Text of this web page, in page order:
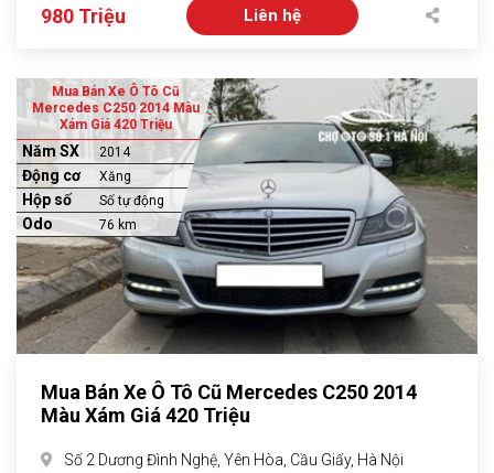
980 Triệu Liên hệ
Mua Bán Xe Ô Tô Cũ
Mercedes C250 2014 Màu
Xám Giá 420 Triệu
Năm SX 2014
Động cơ Xăng
Hộp số Số tự động
Odo 76 km
Mua Bán Xe Ô Tô Cũ Mercedes C250 2014
Màu Xám Giá 420 Triệu
Số 2 Dương Đình Nghệ, Yên Hòa, Cầu Giấy, Hà Nội